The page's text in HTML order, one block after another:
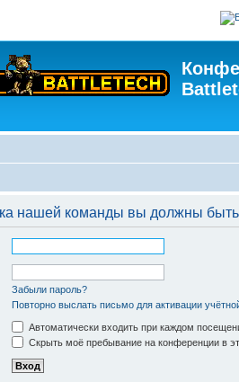
нашей команды вы должны
Забыли пароль?
Повторно выслать письмо для активации
Автоматически входить при каждом
Скрыть моё пребывание на конференции в